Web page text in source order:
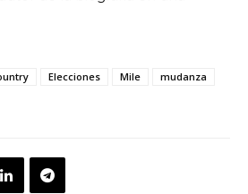
Elecciones Mile
mudanza